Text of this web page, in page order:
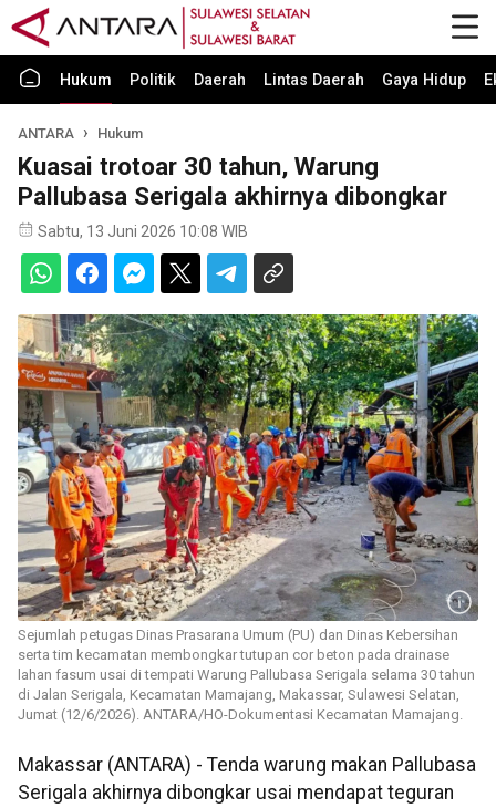
Hukum Politik Daerah Lintas Daerah Gaya Hidup
ANTARA Hukum
Kuasai trotoar 30 tahun, Warung
Pallubasa Serigala akhirnya dibongkar
Sabtu, 13 Juni 2026 10:08 WIB
Sejumlah petugas Dinas Prasarana Umum (PU) dan Dinas Kebersihan
serta tim kecamatan membongkar tutupan cor beton pada drainase
lahan fasum usai di tempati Warung Pallubasa Serigala selama 30 tahun
di Jalan Serigala, Kecamatan Mamajang, Makassar, Sulawesi Selatan,
Jumat (12/6/2026). ANTARA/HO-Dokumentasi Kecamatan Mamajang.
Makassar (ANTARA) - Tenda warung makan Pallubasa
Serigala akhirnya dibongkar usai mendapat teguran